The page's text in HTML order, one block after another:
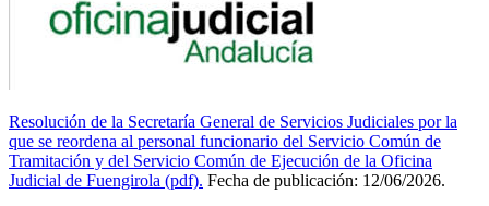
Resolución de la Secretaría General de Servicios Judiciales por la
que se reordena al personal funcionario del Servicio Común de
Tramitación y del Servicio Común de Ejecución de la Oficina
Judicial de Fuengirola (pdf). Fecha de publicación: 12/06/2026.